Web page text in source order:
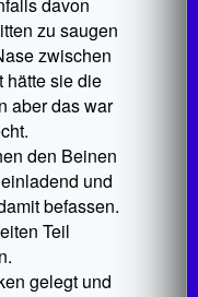
zu saugen
zwischen
hätte sie die
aber das war
den Beinen
und
befassen.
Teil
gelegt und